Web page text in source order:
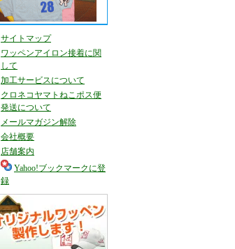
サイトマップ
ワッペンアイロン接着に関
して
加工サービスについて
クロネコヤマトねこポス便
発送について
メールマガジン解除
会社概要
店舗案内
Yahoo!ブックマークに登
録